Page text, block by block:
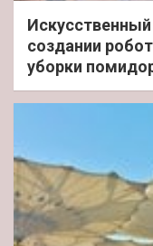
создании
уборки